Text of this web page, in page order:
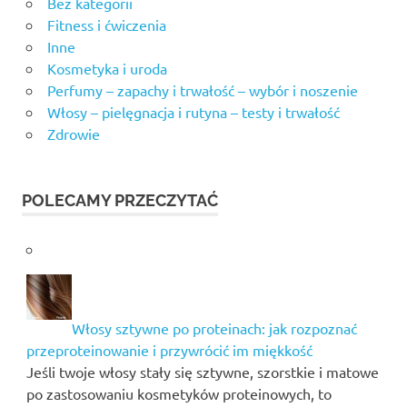
Fitness i ćwiczenia
Inne
Kosmetyka i uroda
Perfumy – zapachy i trwałość – wybór i noszenie
Włosy – pielęgnacja i rutyna – testy i trwałość
Zdrowie
POLECAMY PRZECZYTAĆ
Włosy sztywne po proteinach: jak rozpoznać
przeproteinowanie i przywrócić im miękkość
Jeśli twoje włosy stały się sztywne, szorstkie i matowe
po zastosowaniu kosmetyków proteinowych, to